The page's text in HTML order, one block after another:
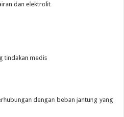
dan elektrolit
tindakan medis
dengan beban jantung yang